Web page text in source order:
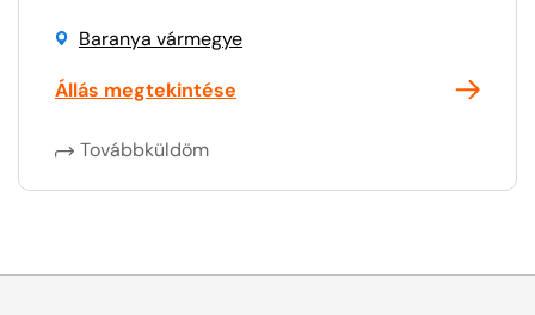
Baranya vármegye
Állás megtekintése
Továbbküldöm